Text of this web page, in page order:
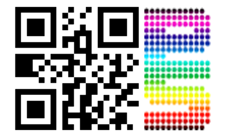
Skip to main content